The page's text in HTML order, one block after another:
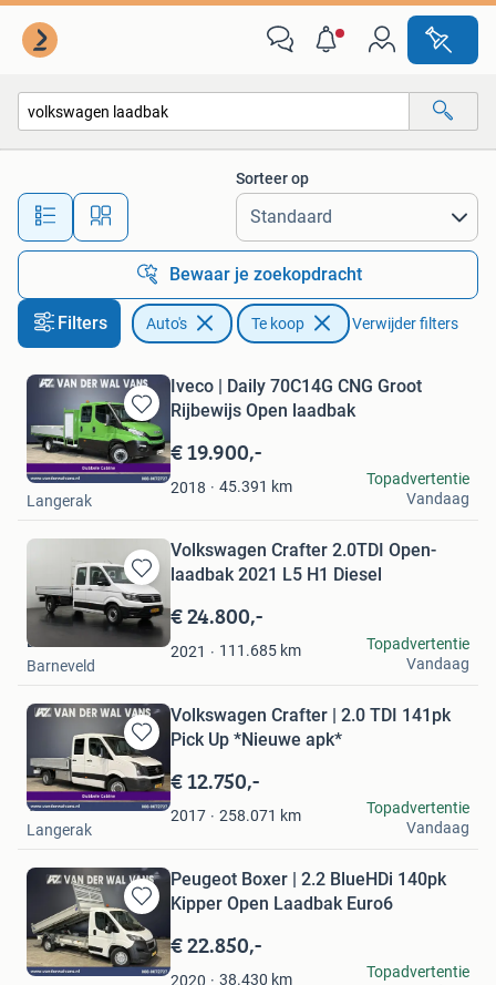
Alle afstanden…
Sorteer op
Bewaar je zoekopdracht
Filters Auto's Te koop Verwijder filters
Bewaren
in
Mijn
Favorieten
Iveco | Daily 70C14G CNG Groot
Rijbewijs Open laadbak
€ 19.900,-
2018 45.391 km
Van der Wal Vans
Langerak
Topadvertentie
Vandaag
Bewaren
in
Mijn
Favorieten
Volkswagen Crafter 2.0TDI Open-
laadbak 2021 L5 H1 Diesel
€ 24.800,-
2021 111.685 km
Dutchvans.com
Barneveld
Topadvertentie
Vandaag
Bewaren
in
Mijn
Favorieten
Volkswagen Crafter | 2.0 TDI 141pk
Pick Up *Nieuwe apk*
€ 12.750,-
2017 258.071 km
Van der Wal Vans
Langerak
Topadvertentie
Vandaag
Bewaren
in
Mijn
Favorieten
Peugeot Boxer | 2.2 BlueHDi 140pk
Kipper Open Laadbak Euro6
€ 22.850,-
2020 38.430 km
Van der Wal Vans
Topadvertentie